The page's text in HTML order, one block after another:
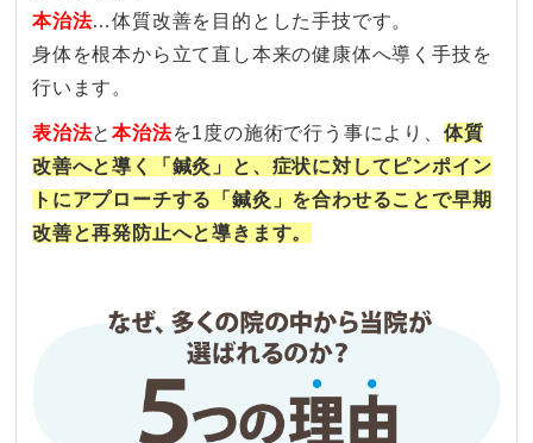
本治法…体質改善を目的とした手技です。
身体を根本から立て直し本来の健康体へ導く手技を
行います。
表治法と本治法を1度の施術で行う事により、 体質
改善へと導く「鍼灸」と、症状に対してピンポイン
トにアプローチする「鍼灸」を合わせることで早期
改善と再発防止へと導きます。